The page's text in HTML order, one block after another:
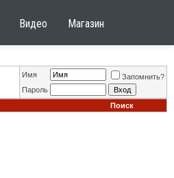
Видео Магазин
Имя
Запомнить?
Пароль
Поиск